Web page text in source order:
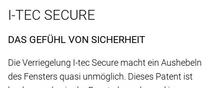
I-TEC SECURE
DAS GEFÜHL VON SICHERHEIT
Die Verriegelung I-tec Secure macht ein Aushebeln
des Fensters quasi unmöglich. Dieses Patent ist